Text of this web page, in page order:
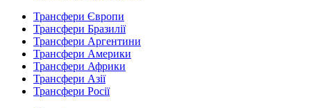
Трансфери Європи
Трансфери Бразилії
Трансфери Аргентини
Трансфери Америки
Трансфери Африки
Трансфери Азії
Трансфери Росії